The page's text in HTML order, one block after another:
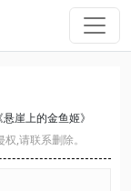
崖上的金鱼姬》
,请联系删除。